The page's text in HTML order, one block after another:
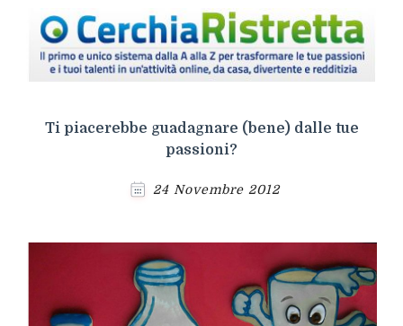
Ti piacerebbe guadagnare (bene) dalle tue
passioni?
24 Novembre 2012